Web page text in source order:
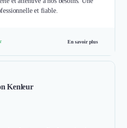
et fiable.
En savoir plus
Kenleur